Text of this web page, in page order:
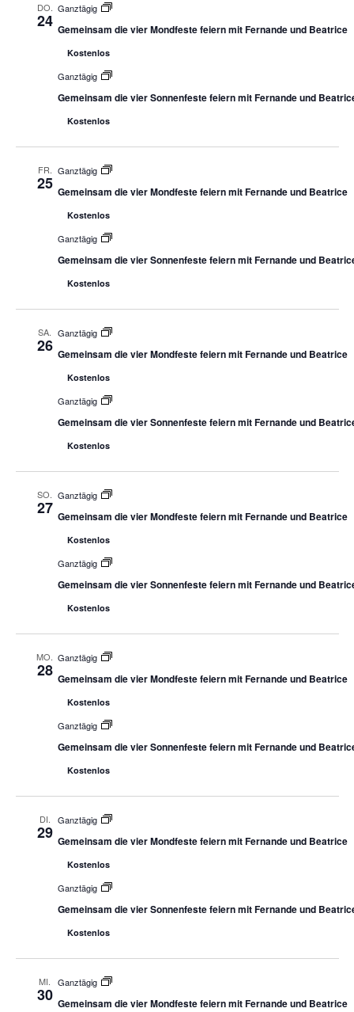
DO.
24
Ganztägig
Gemeinsam die vier Mondfeste feiern mit Fernande und Beatrice
Kostenlos
Ganztägig
Gemeinsam die vier Sonnenfeste feiern mit Fernande und
Kostenlos
FR.
25
Ganztägig
Gemeinsam die vier Mondfeste feiern mit Fernande und Beatrice
Kostenlos
Ganztägig
Gemeinsam die vier Sonnenfeste feiern mit Fernande und
Kostenlos
SA.
26
Ganztägig
Gemeinsam die vier Mondfeste feiern mit Fernande und Beatrice
Kostenlos
Ganztägig
Gemeinsam die vier Sonnenfeste feiern mit Fernande und
Kostenlos
SO.
27
Ganztägig
Gemeinsam die vier Mondfeste feiern mit Fernande und Beatrice
Kostenlos
Ganztägig
Gemeinsam die vier Sonnenfeste feiern mit Fernande und
Kostenlos
MO.
28
Ganztägig
Gemeinsam die vier Mondfeste feiern mit Fernande und Beatrice
Kostenlos
Ganztägig
Gemeinsam die vier Sonnenfeste feiern mit Fernande und
Kostenlos
DI.
29
Ganztägig
Gemeinsam die vier Mondfeste feiern mit Fernande und Beatrice
Kostenlos
Ganztägig
Gemeinsam die vier Sonnenfeste feiern mit Fernande und
Kostenlos
MI.
30
Ganztägig
Gemeinsam die vier Mondfeste feiern mit Fernande und Beatrice